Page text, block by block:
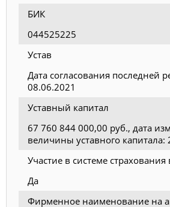
БИК
044525225
Устав
Дата согласования последней
08.06.2021
Уставный капитал
67 760 844 000,00 руб., дата
величины уставного капитала:
Участие в системе страхования
Да
Фирменное наименование на